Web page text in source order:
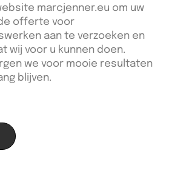
marcjenner.eu om uw
offerte voor
aan te verzoeken en
wij voor u kunnen doen.
we voor mooie resultaten
blijven.